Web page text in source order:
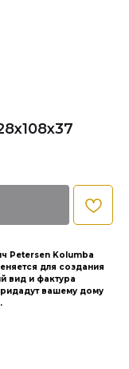
Petersen Kolumba
для создания
вид и фактура
вашему дому